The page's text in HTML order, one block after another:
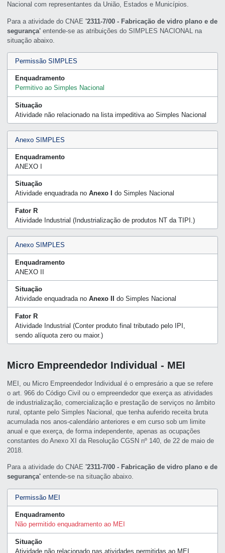
Nacional com representantes da União, Estados e Municípios.
Para a atividade do CNAE'2311-7/00 - Fabricação de vidro plano e de
segurança' entende-se as atribuições do SIMPLES NACIONAL na
situação abaixo.
Permissão SIMPLES
Enquadramento
Permitivo ao Simples Nacional
Situação
Atividade não relacionado na lista impeditiva ao Simples Nacional
Anexo SIMPLES
Enquadramento
ANEXO I
Situação
Atividade enquadrada no Anexo I do Simples Nacional
Fator R
Atividade Industrial (Industrialização de produtos NT da TIPI.)
Anexo SIMPLES
Enquadramento
ANEXO II
Situação
Atividade enquadrada no Anexo II do Simples Nacional
Fator R
Atividade Industrial (Conter produto final tributado pelo IPI,
sendo alíquota zero ou maior.)
Micro Empreendedor Individual - MEI
MEI, ou Micro Empreendedor Individual é o empresário a que se refere
o art. 966 do Código Civil ou o empreendedor que exerça as atividades
de industrialização, comercialização e prestação de serviços no âmbito
rural, optante pelo Simples Nacional, que tenha auferido receita bruta
acumulada nos anos-calendário anteriores e em curso sob um limite
anual e que exerça, de forma independente, apenas as ocupações
constantes do Anexo XI da Resolução CGSN nº 140, de 22 de maio de
2018.
Para a atividade do CNAE'2311-7/00 - Fabricação de vidro plano e de
segurança' entende-se na situação abaixo.
Permissão MEI
Enquadramento
Não permitido enquadramento ao MEI
Situação
Atividade não relacionado nas atividades permitidas ao MEI